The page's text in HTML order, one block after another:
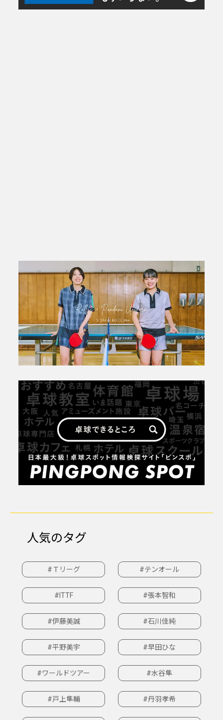
人気のタグ
#Ｔリーグ #テンオール
#ITTF #張本智和
#伊藤美誠 #石川佳純
#平野美宇 #早田ひな
#ワールドツアー #水谷隼
#戸上隼輔 #丹羽孝希